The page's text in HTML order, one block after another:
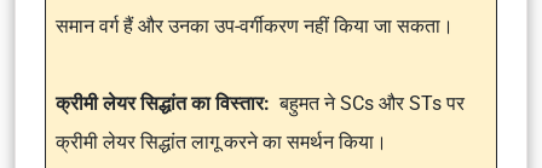
समान वर्ग हैं और उनका उप-वर्गीकरण नहीं किया जा सकता।
क्रीमी लेयर सिद्धांत का विस्तार: बहुमत ने SCs और STs पर
क्रीमी लेयर सिद्धांत लागू करने का समर्थन किया।